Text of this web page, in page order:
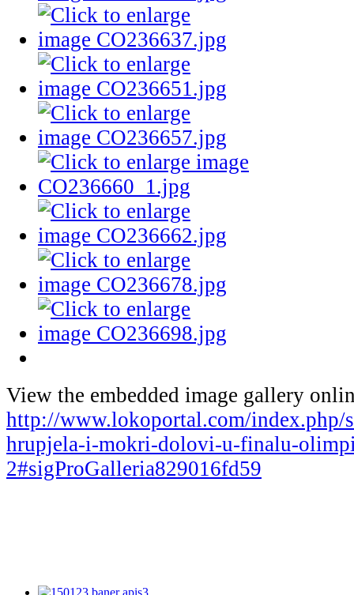
View the embedded image gallery
http://www.lokoportal.com/index.php/
hrupjela-i-mokri-dolovi-u-finalu-
2#sigProGalleria829016fd59